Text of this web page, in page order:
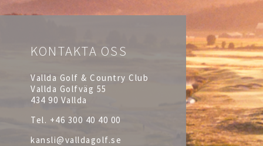
KONTAKTA OSS
Vallda Golf & Country Club
Vallda Golfväg 55
434 90 Vallda
Tel. +46 300 40 40 00
kansli@valldagolf.se